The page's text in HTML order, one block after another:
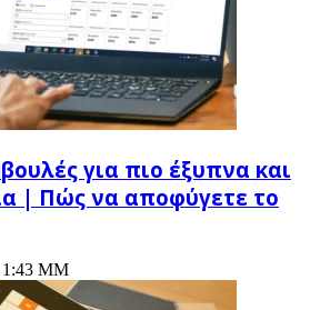
για πιο έξυπνα και
| Πώς να αποφύγετε το
1:43 ΜΜ